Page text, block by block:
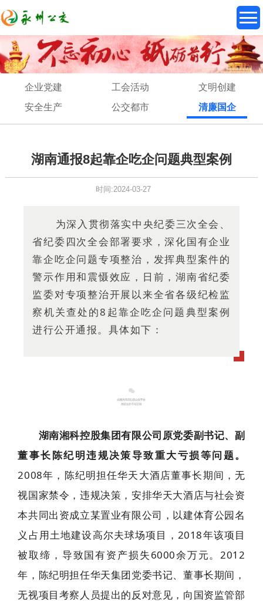
企业党建 工会活动
文明创建
安全生产
公交都市 清廉国企
湖南通报8起靠企吃企问题典型案例
时间:2024-03-27
为深入贯彻落实中央纪委三次全会、
省纪委四次全会部署要求，深化国有企业
靠企吃企问题专项整治，发挥典型案件的
警示作用和震慑效应，日前，湖南省纪委
监委对专项整治开展以来全省各级纪检监
察机关查处的8起靠企吃企问题典型案例
进行公开通报。具体如下：
1
湖南湘科控股集团有限公司原党委副书记、副
董事长陈纪明违规决策导致重大亏损等问题。
2008年，陈纪明担任华天大酒店董事长期间，无
视国家禁令，违规决策，安排华天大酒店与社会资
本共同出资成立某置业有限公司，以建体育公园名
义占用土地建设高尔夫球场项目，2018年该项目
被取缔，导致国有资产损失6000余万元。2012
年，陈纪明担任华天集团党委书记、董事长期间，
无视项目考察人员提出的反对意见，向国资监管部